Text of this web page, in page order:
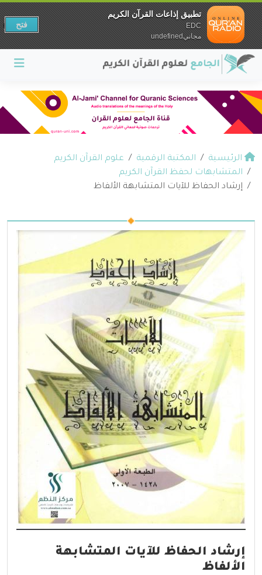
الرئيسية المكتبة الرقمية
علوم القرآن الكريم
المتشابهات لحفظ القرآن الكريم
إرشاد الحفاظ للآيات المتشابهة الألفاظ
إرشاد الحفاظ للآيات المتشابهة
الألفاظ
تطبيق إذاعات القرآن الكريم
EDC
مجانيundefined
فتح